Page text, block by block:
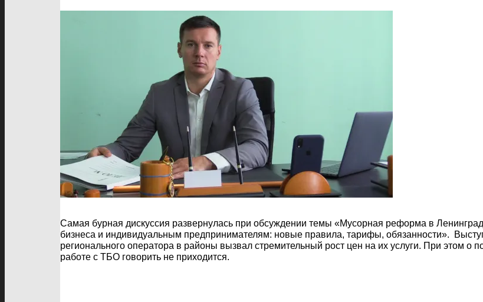
Самая бурная дискуссия развернулась при обсуждении темы «Мусорная реформа в
бизнеса и индивидуальным предпринимателям: новые правила, тарифы, обязанности».
регионального оператора в районы вызвал стремительный рост цен на их услуги. При этом о
работе с ТБО говорить не приходится.